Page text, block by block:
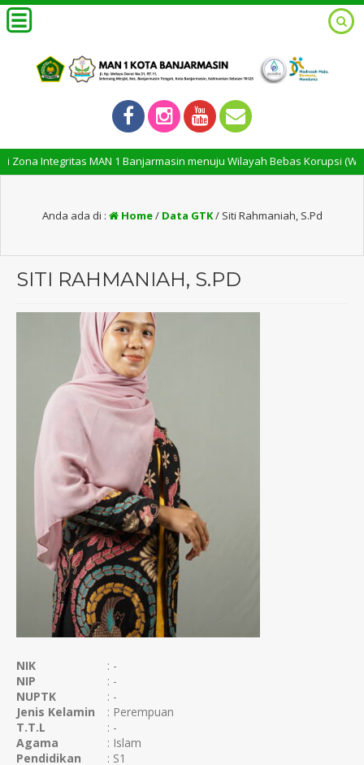
Integritas MAN 1 Banjarmasin menuju Wilayah Bebas Korupsi (WBK)
Anda ada di : Home/ Data GTK/ Siti Rahmaniah, S.Pd
SITI RAHMANIAH, S.PD
NIK
: -
NIP
: -
NUPTK
: -
Jenis Kelamin
: Perempuan
T.T.L
: -
Agama
: Islam
Pendidikan
: S1